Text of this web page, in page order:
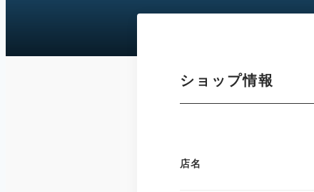
ショップ情報
店名